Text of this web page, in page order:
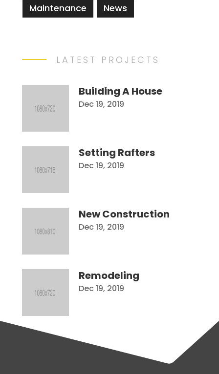
Maintenance
News
LATEST PROJECTS
Building A House
Dec 19, 2019
Setting Rafters
Dec 19, 2019
New Construction
Dec 19, 2019
Remodeling
Dec 19, 2019